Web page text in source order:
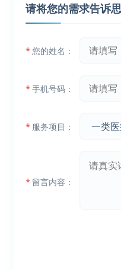
请将您的需求告诉
*您的姓名：
*手机号码：
* 服务项目：
* 留言内容：